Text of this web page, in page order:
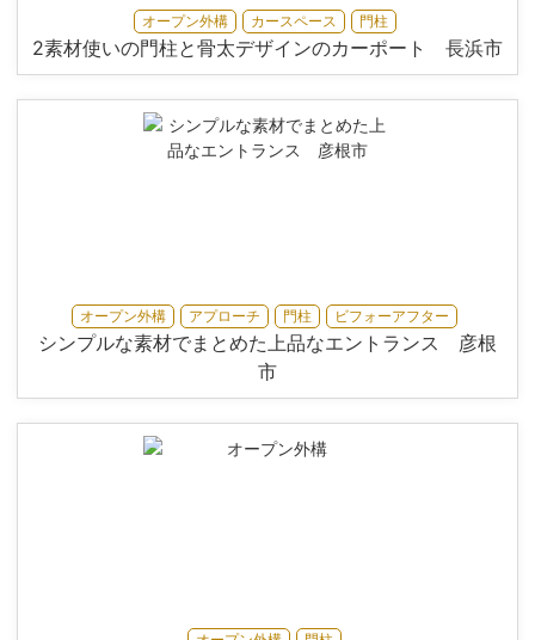
オープン外構 カースペース 門柱
2素材使いの門柱と骨太デザインのカーポート 長浜市
オープン外構 アプローチ 門柱 ビフォーアフター
シンプルな素材でまとめた上品なエントランス 彦根
市